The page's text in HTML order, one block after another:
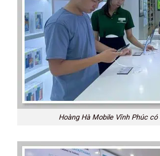
Hoàng Hà Mobile Vĩnh Phúc